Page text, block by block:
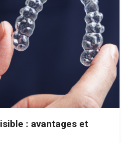
: avantages et